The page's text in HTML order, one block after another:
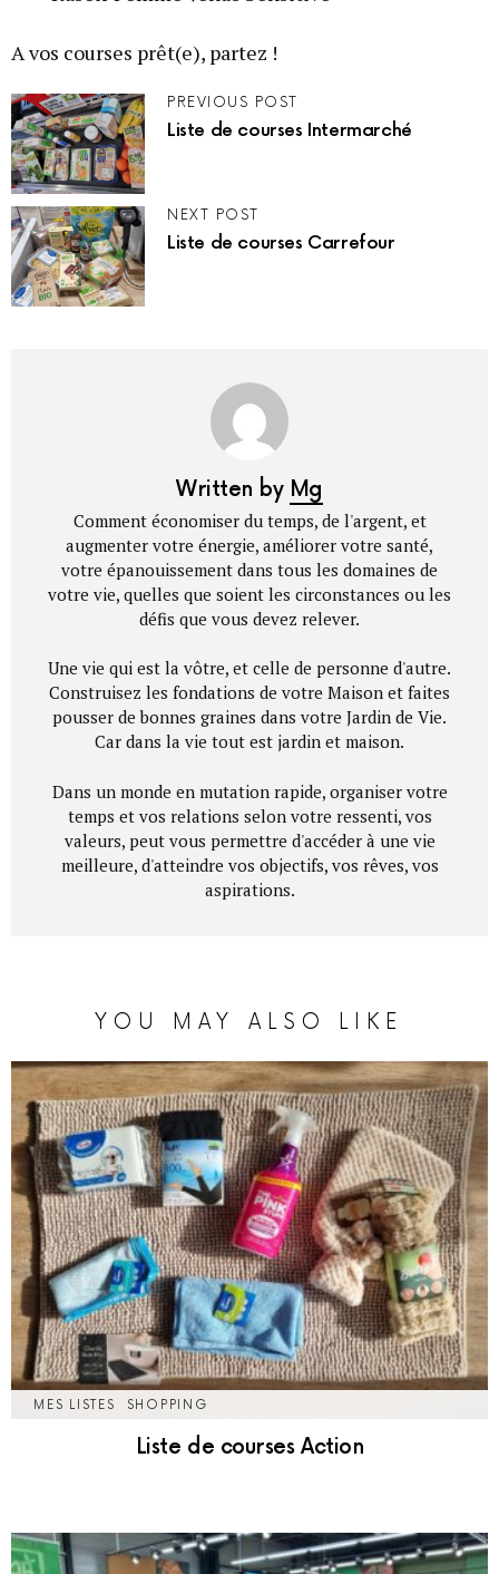
A vos courses prêt(e), partez !
PREVIOUS POST
Liste de courses Intermarché
NEXT POST
Liste de courses Carrefour
Written by Mg
Comment économiser du temps, de l'argent, et
augmenter votre énergie, améliorer votre santé,
votre épanouissement dans tous les domaines de
votre vie, quelles que soient les circonstances ou les
défis que vous devez relever.
Une vie qui est la vôtre, et celle de personne d'autre.
Construisez les fondations de votre Maison et faites
pousser de bonnes graines dans votre Jardin de Vie.
Car dans la vie tout est jardin et maison.
Dans un monde en mutation rapide, organiser votre
temps et vos relations selon votre ressenti, vos
valeurs, peut vous permettre d'accéder à une vie
meilleure, d'atteindre vos objectifs, vos rêves, vos
aspirations.
YOU MAY ALSO LIKE
MES LISTES SHOPPING
Liste de courses Action